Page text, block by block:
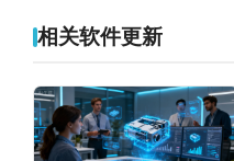
相关软件更新